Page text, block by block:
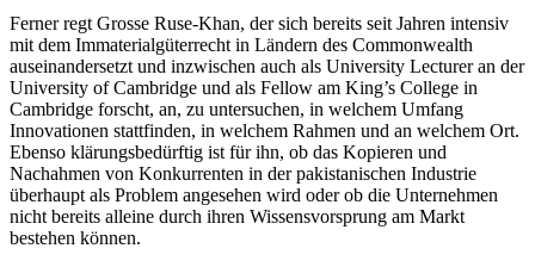
Ferner regt Grosse Ruse-Khan, der sich bereits seit Jahren intensiv
mit dem Immaterialgüterrecht in Ländern des Commonwealth
auseinandersetzt und inzwischen auch als University Lecturer an der
University of Cambridge und als Fellow am King’s College in
Cambridge forscht, an, zu untersuchen, in welchem Umfang
Innovationen stattfinden, in welchem Rahmen und an welchem Ort.
Ebenso klärungsbedürftig ist für ihn, ob das Kopieren und
Nachahmen von Konkurrenten in der pakistanischen Industrie
überhaupt als Problem angesehen wird oder ob die Unternehmen
nicht bereits alleine durch ihren Wissensvorsprung am Markt
bestehen können.